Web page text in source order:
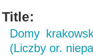
Title:
Domy
(Liczby or.